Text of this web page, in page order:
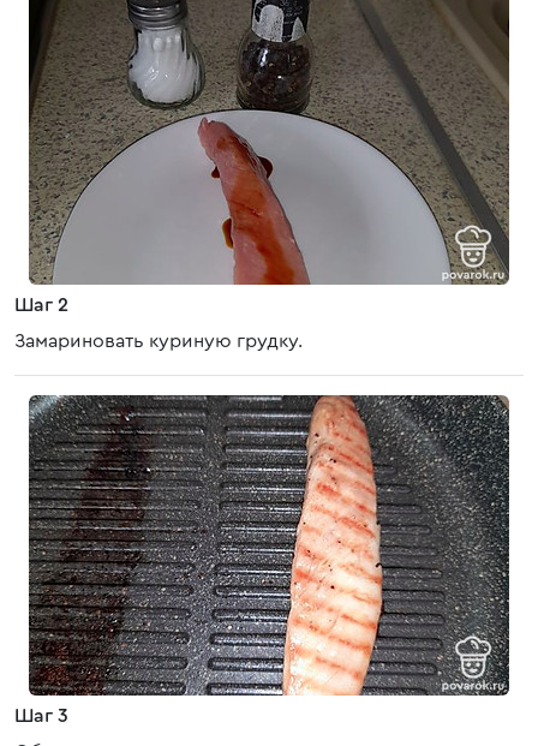
Шаг 2
Замариновать куриную грудку.
Шаг 3